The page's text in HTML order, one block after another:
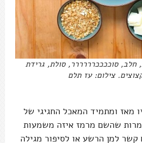
חלב, סוככככרררררר, סולת, גרידת
צילום: עז תלם
מאז ומתמיד המאכל החגיגי של
שהשם מרמז איזה משמעות
קשר למן הרשע או לסיפור מגילה